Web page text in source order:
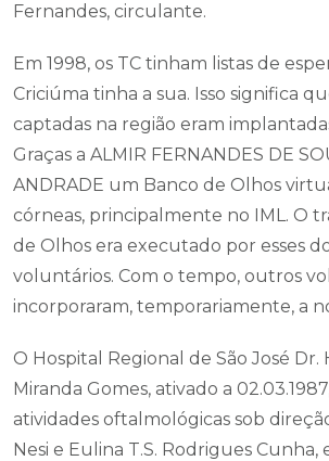
Fernandes, circulante.
Em 1998, os TC tinham listas de
Criciúma tinha a sua. Isso significa
captadas na região eram
Graças a ALMIR FERNANDES DE
ANDRADE um Banco de Olhos
córneas, principalmente no IML. O
de Olhos era executado por esses
voluntários. Com o tempo, outros
incorporaram, temporariamente, a
O Hospital Regional de São José Dr.
Miranda Gomes, ativado a
atividades oftalmológicas sob
Nesi e Eulina T.S. Rodrigues Cunha,